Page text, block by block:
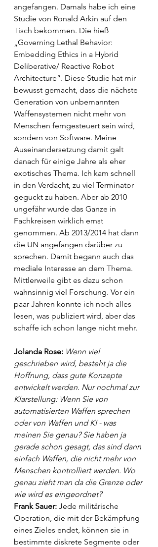
angefangen. Damals habe ich eine
Studie von Ronald Arkin auf den
Tisch bekommen. Die hieß
„Governing Lethal Behavior:
Embedding Ethics in a Hybrid
Deliberative/ Reactive Robot
Architecture”. Diese Studie hat mir
bewusst gemacht, dass die nächste
Generation von unbemannten
Waffensystemen nicht mehr von
Menschen ferngesteuert sein wird,
sondern von Software. Meine
Auseinandersetzung damit galt
danach für einige Jahre als eher
exotisches Thema. Ich kam schnell
in den Verdacht, zu viel Terminator
geguckt zu haben. Aber ab 2010
ungefähr wurde das Ganze in
Fachkreisen wirklich ernst
genommen. Ab 2013/2014 hat dann
die UN angefangen darüber zu
sprechen. Damit begann auch das
mediale Interesse an dem Thema.
Mittlerweile gibt es dazu schon
wahnsinnig viel Forschung. Vor ein
paar Jahren konnte ich noch alles
lesen, was publiziert wird, aber das
schaffe ich schon lange nicht mehr.
Jolanda Rose: Wenn viel
geschrieben wird, besteht ja die
Hoffnung, dass gute Konzepte
entwickelt werden. Nur nochmal zur
Klarstellung: Wenn Sie von
automatisierten Waffen sprechen
oder von Waffen und KI - was
meinen Sie genau? Sie haben ja
gerade schon gesagt, das sind dann
einfach Waffen, die nicht mehr von
Menschen kontrolliert werden. Wo
genau zieht man da die Grenze oder
wie wird es eingeordnet?
Frank Sauer: Jede militärische
Operation, die mit der Bekämpfung
eines Zieles endet, können sie in
bestimmte diskrete Segmente oder